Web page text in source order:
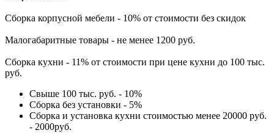
Сборка корпусной мебели - 10% от стоимости без скидок
Малогабаритные товары - не менее 1200 руб.
Сборка кухни - 11% от стоимости при цене кухни до 100 тыс.
руб.
Свыше 100 тыс. руб. - 10%
Сборка без установки - 5%
Сборка и установка кухни стоимостью менее 20000 руб.
- 2000руб.